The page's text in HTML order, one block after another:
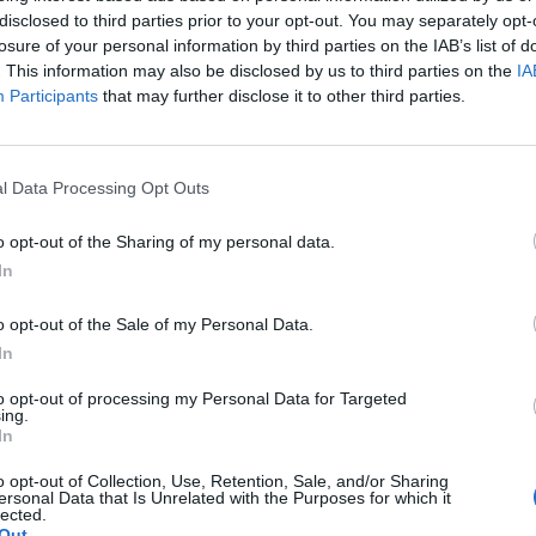
to third parties prior to your opt-out. You may separately
of your personal information by third parties on the IAB’s list of
This information may also be disclosed by us to third parties on the
Participants that may further disclose it to other third parties.
Data Processing Opt Outs
opt-out of the Sharing of my personal data.
opt-out of the Sale of my Personal Data.
opt-out of processing my Personal Data for Targeted
opt-out of Collection, Use, Retention, Sale, and/or Sharing
Data that Is Unrelated with the Purposes for which it
Fot. Pixabay
Czechowickie kończą działalność. O końcu legendarnej
w krótkim komunikacie zamieszczonym na stronie firmy.